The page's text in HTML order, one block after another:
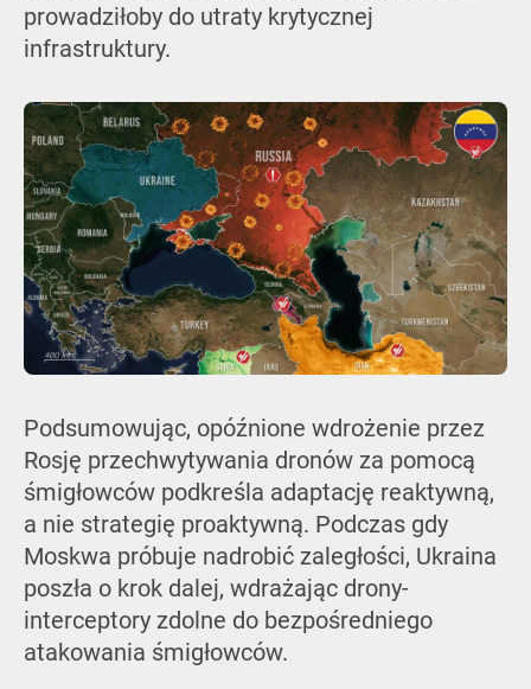
prowadziłoby do utraty krytycznej
infrastruktury.
Podsumowując, opóźnione wdrożenie przez
Rosję przechwytywania dronów za pomocą
śmigłowców podkreśla adaptację reaktywną,
a nie strategię proaktywną. Podczas gdy
Moskwa próbuje nadrobić zaległości, Ukraina
poszła o krok dalej, wdrażając drony-
interceptory zdolne do bezpośredniego
atakowania śmigłowców.